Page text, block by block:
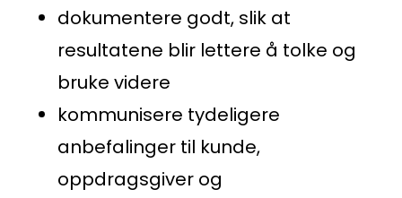
dokumentere godt, slik at
resultatene blir lettere å tolke og
bruke videre
kommunisere tydeligere
anbefalinger til kunde,
oppdragsgiver og